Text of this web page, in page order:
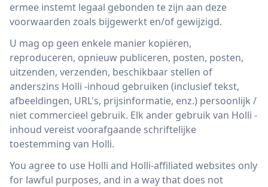
ermee instemt legaal gebonden te zijn aan deze
voorwaarden zoals bijgewerkt en/of gewijzigd.
U mag op geen enkele manier kopiëren,
reproduceren, opnieuw publiceren, posten, posten,
uitzenden, verzenden, beschikbaar stellen of
anderszins Holli -inhoud gebruiken (inclusief tekst,
afbeeldingen, URL's, prijsinformatie, enz.) persoonlijk /
niet commercieel gebruik. Elk ander gebruik van Holli -
inhoud vereist voorafgaande schriftelijke
toestemming van Holli.
You agree to use Holli and Holli-affiliated websites only
for lawful purposes, and in a way that does not